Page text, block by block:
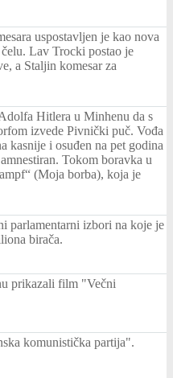
uspostavljen je kao nova
Lav Trocki postao je
a Staljin komesar za
Hitlera u Minhenu da s
izvede Pivnički puč. Vođa
kasnije i osuđen na pet godina
Tokom boravka u
(Moja borba), koja je
parlamentarni izbori na koje je
birača.
prikazali film "Večni
komunistička partija".